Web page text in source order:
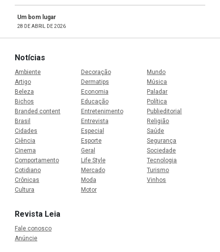
Um bom lugar
28 DE ABRIL DE 2026
Notícias
Ambiente
Artigo
Beleza
Bichos
Branded content
Brasil
Cidades
Ciência
Cinema
Comportamento
Cotidiano
Crônicas
Cultura
Decoração
Dermatips
Economia
Educação
Entretenimento
Entrevista
Especial
Esporte
Geral
Life Style
Mercado
Moda
Motor
Mundo
Música
Paladar
Política
Publieditorial
Religião
Saúde
Segurança
Sociedade
Tecnologia
Turismo
Vinhos
Revista Leia
Fale conosco
Anúncie